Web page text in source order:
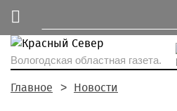
Вологодская областная газета.
Главное Новости